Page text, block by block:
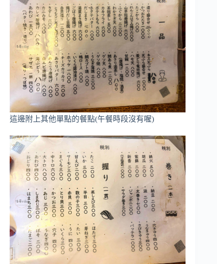
這邊附上其他單點的餐點(午餐時段沒有喔)